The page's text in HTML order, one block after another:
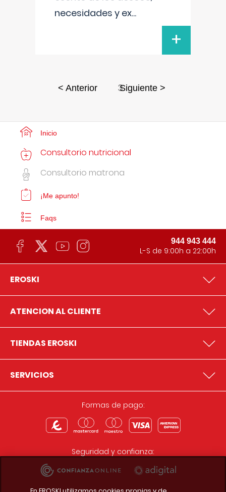
necesidades y ex...
+
< Anterior 3Siguiente >
Inicio
Consultorio nutricional
Consultorio matrona
¡Me apunto!
Faqs
944 943 444
L-S de 9:00h a 22:00h
EROSKI
ATENCION AL CLIENTE
TIENDAS EROSKI
SERVICIOS
Formas de pago:
Seguridad y confianza: